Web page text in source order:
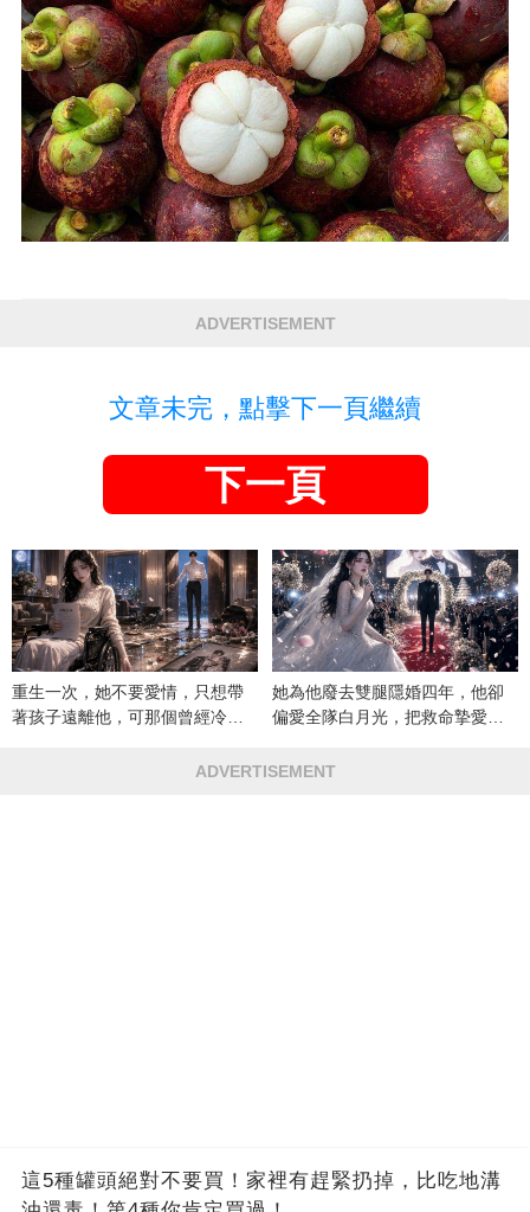
ADVERTISEMENT
文章未完，點擊下一頁繼續
下一頁
重生一次，她不要愛情，只想帶
著孩子遠離他，可那個曾經冷漠
她為他廢去雙腿隱婚四年，他卻
偏愛全隊白月光，把救命摯愛當
ADVERTISEMENT
這5種罐頭絕對不要買！家裡有趕緊扔掉，比吃地溝